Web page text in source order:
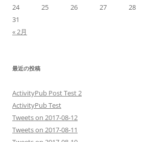
24
25 26 27 28
31
« 2月
最近の投稿
ActivityPub Post Test 2
ActivityPub Test
Tweets on 2017-08-12
Tweets on 2017-08-11